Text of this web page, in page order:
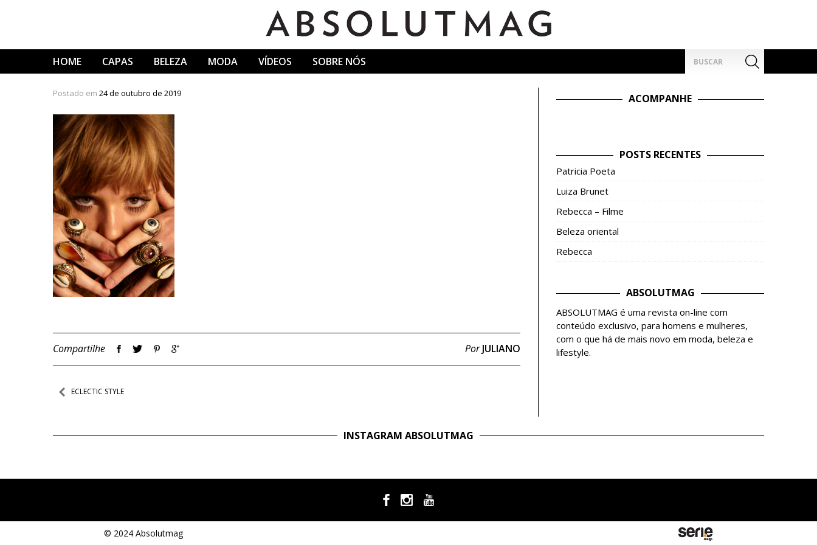
HOME CAPAS BELEZA MODA VÍDEOS SOBRE NÓS
por:
Postado em 24 de outubro de 2019
Compartilhe PorJULIANO
Navegação
Post
ECLECTIC STYLE
ACOMPANHE
POSTS RECENTES
Patricia Poeta
Luiza Brunet
Rebecca – Filme
Beleza oriental
Rebecca
ABSOLUTMAG
ABSOLUTMAG é uma revista on-line com
conteúdo exclusivo, para homens e mulheres,
com o que há de mais novo em moda, beleza e
lifestyle.
INSTAGRAM ABSOLUTMAG
© 2024 Absolutmag